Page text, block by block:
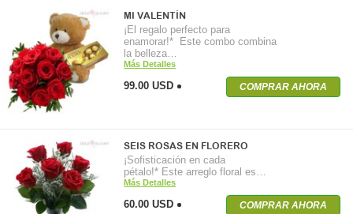
MI VALENTÍN
¡El regalo perfecto para
enamorar!* Este combo combina
la belleza…
Más Detalles
99.00 USD COMPRAR AHORA
SEIS ROSAS EN FLORERO
¡Sofisticación en cada
pétalo!* Este arreglo floral es…
Más Detalles
60.00 USD COMPRAR AHORA